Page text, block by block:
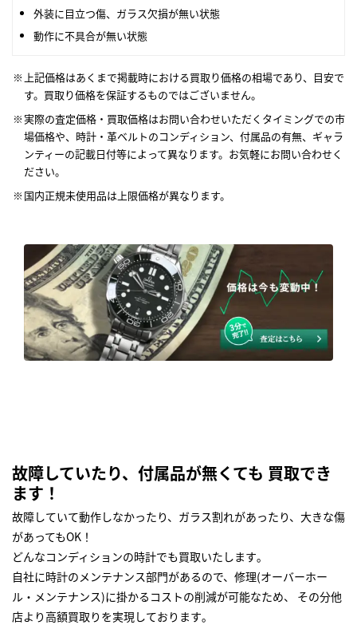
外装に目立つ傷、ガラス欠損が無い状態
動作に不具合が無い状態
上記価格はあくまで掲載時における買取り価格の相場であり、目安で
す。買取り価格を保証するものではございません。
実際の査定価格・買取価格はお問い合わせいただくタイミングでの市
場価格や、時計・革ベルトのコンディション、付属品の有無、ギャラ
ンティーの記載日付等によって異なります。お気軽にお問い合わせく
ださい。
国内正規未使用品は上限価格が異なります。
故障していたり、付属品が無くても 買取でき
ます！
故障していて動作しなかったり、ガラス割れがあったり、大きな傷
があってもOK！
どんなコンディションの時計でも買取いたします｡
自社に時計のメンテナンス部門があるので、修理(オーバーホー
ル・メンテナンス)に掛かるコストの削減が可能なため、 その分他
店より高額買取りを実現しております｡